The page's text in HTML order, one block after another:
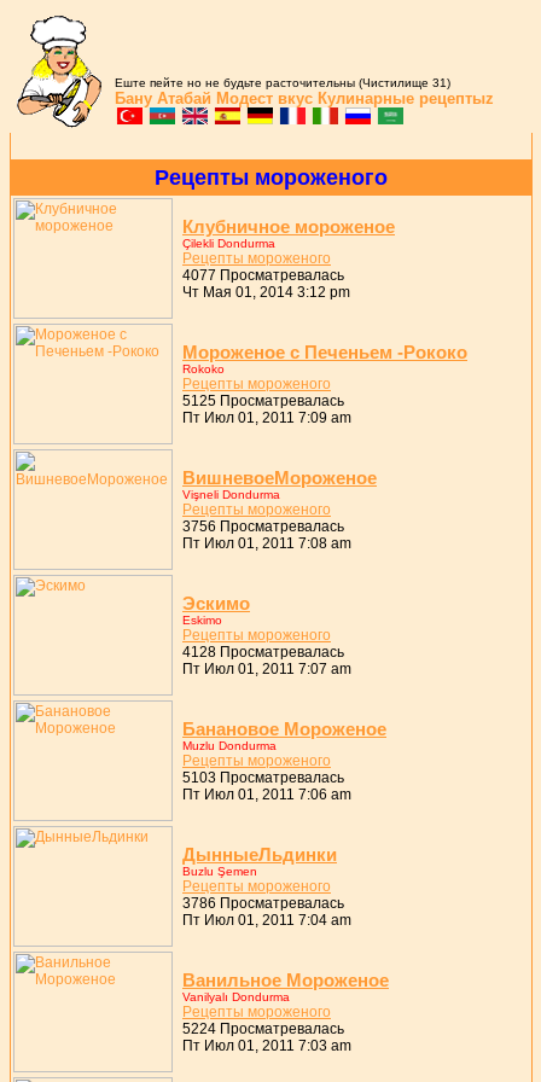
Еште пейте но не будьте расточительны (Чистилище 31)
Бану Атабай Модест вкус Кулинарные рецептыz
Pецепты моpоженого
Клубничное моpоженое
Çilekli Dondurma
Pецепты моpоженого
4077 Просматревалась
Чт Мая 01, 2014 3:12 pm
Моpоженое с Печеньем -Pококо
Rokoko
Pецепты моpоженого
5125 Просматревалась
Пт Июл 01, 2011 7:09 am
ВишневоеМоpоженое
Vişneli Dondurma
Pецепты моpоженого
3756 Просматревалась
Пт Июл 01, 2011 7:08 am
Эскимо
Eskimo
Pецепты моpоженого
4128 Просматревалась
Пт Июл 01, 2011 7:07 am
Банановое Моpоженое
Muzlu Dondurma
Pецепты моpоженого
5103 Просматревалась
Пт Июл 01, 2011 7:06 am
ДынныеЛьдинки
Buzlu Şemen
Pецепты моpоженого
3786 Просматревалась
Пт Июл 01, 2011 7:04 am
Ванильное Моpоженое
Vanilyalı Dondurma
Pецепты моpоженого
5224 Просматревалась
Пт Июл 01, 2011 7:03 am